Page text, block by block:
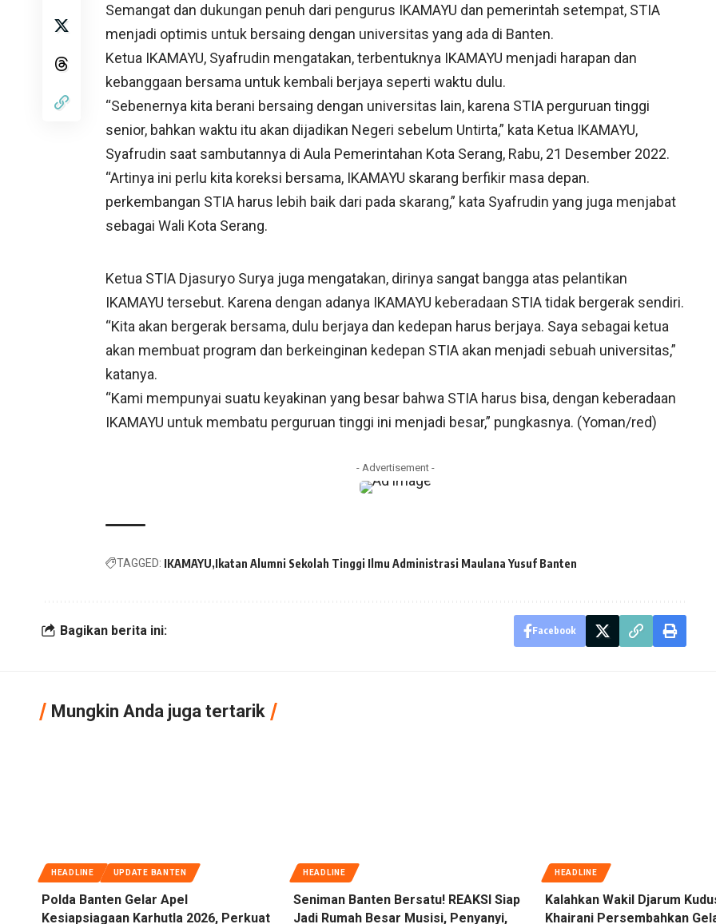
Semangat dan dukungan penuh dari pengurus IKAMAYU dan pemerintah setempat, STIA
menjadi optimis untuk bersaing dengan universitas yang ada di Banten.
Ketua IKAMAYU, Syafrudin mengatakan, terbentuknya IKAMAYU menjadi harapan dan
kebanggaan bersama untuk kembali berjaya seperti waktu dulu.
“Sebenernya kita berani bersaing dengan universitas lain, karena STIA perguruan tinggi
senior, bahkan waktu itu akan dijadikan Negeri sebelum Untirta,” kata Ketua IKAMAYU,
Syafrudin saat sambutannya di Aula Pemerintahan Kota Serang, Rabu, 21 Desember 2022.
“Artinya ini perlu kita koreksi bersama, IKAMAYU skarang berfikir masa depan.
perkembangan STIA harus lebih baik dari pada skarang,” kata Syafrudin yang juga menjabat
sebagai Wali Kota Serang.
Ketua STIA Djasuryo Surya juga mengatakan, dirinya sangat bangga atas pelantikan
IKAMAYU tersebut. Karena dengan adanya IKAMAYU keberadaan STIA tidak bergerak sendiri.
“Kita akan bergerak bersama, dulu berjaya dan kedepan harus berjaya. Saya sebagai ketua
akan membuat program dan berkeinginan kedepan STIA akan menjadi sebuah universitas,”
katanya.
“Kami mempunyai suatu keyakinan yang besar bahwa STIA harus bisa, dengan keberadaan
IKAMAYU untuk membatu perguruan tinggi ini menjadi besar,” pungkasnya. (Yoman/red)
- Advertisement -
TAGGED: IKAMAYU Ikatan Alumni Sekolah Tinggi Ilmu Administrasi Maulana Yusuf Banten
Bagikan berita ini: Facebook
Mungkin Anda juga tertarik
HEADLINE UPDATE BANTEN
Polda Banten Gelar Apel
Kesiapsiagaan Karhutla 2026, Perkuat
HEADLINE
Seniman Banten Bersatu! REAKSI Siap
Jadi Rumah Besar Musisi, Penyanyi,
HEADLINE
Kalahkan Wakil Djarum
Khairani Persembahkan